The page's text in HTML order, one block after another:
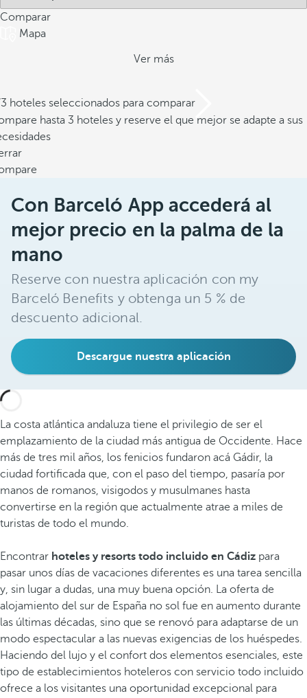
Comparar
Mapa
Ver más
hoteles seleccionados para comparar
hasta 3 hoteles y reserve el que mejor se adapte a sus
Con Barceló App accederá al
mejor precio en la palma de la
mano
Reserve con nuestra aplicación con my
Barceló Benefits y obtenga un 5 % de
descuento adicional.
Descargue nuestra aplicación
La costa atlántica andaluza tiene el privilegio de ser el
emplazamiento de la ciudad más antigua de Occidente. Hace
más de tres mil años, los fenicios fundaron acá Gádir, la
ciudad fortificada que, con el paso del tiempo, pasaría por
manos de romanos, visigodos y musulmanes hasta
convertirse en la región que actualmente atrae a miles de
turistas de todo el mundo.
Encontrar hoteles y resorts todo incluido en Cádiz para
pasar unos días de vacaciones diferentes es una tarea sencilla
y, sin lugar a dudas, una muy buena opción. La oferta de
alojamiento del sur de España no sol fue en aumento durante
las últimas décadas, sino que se renovó para adaptarse de un
modo espectacular a las nuevas exigencias de los huéspedes.
Haciendo del lujo y el confort dos elementos esenciales, este
tipo de establecimientos hoteleros con servicio todo incluido
ofrece a los visitantes una oportunidad excepcional para